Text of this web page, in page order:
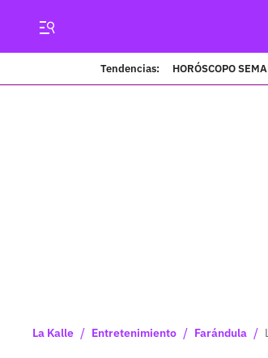
Tendencias: HORÓSCOPO
La Kalle / Entretenimiento / Farándula /